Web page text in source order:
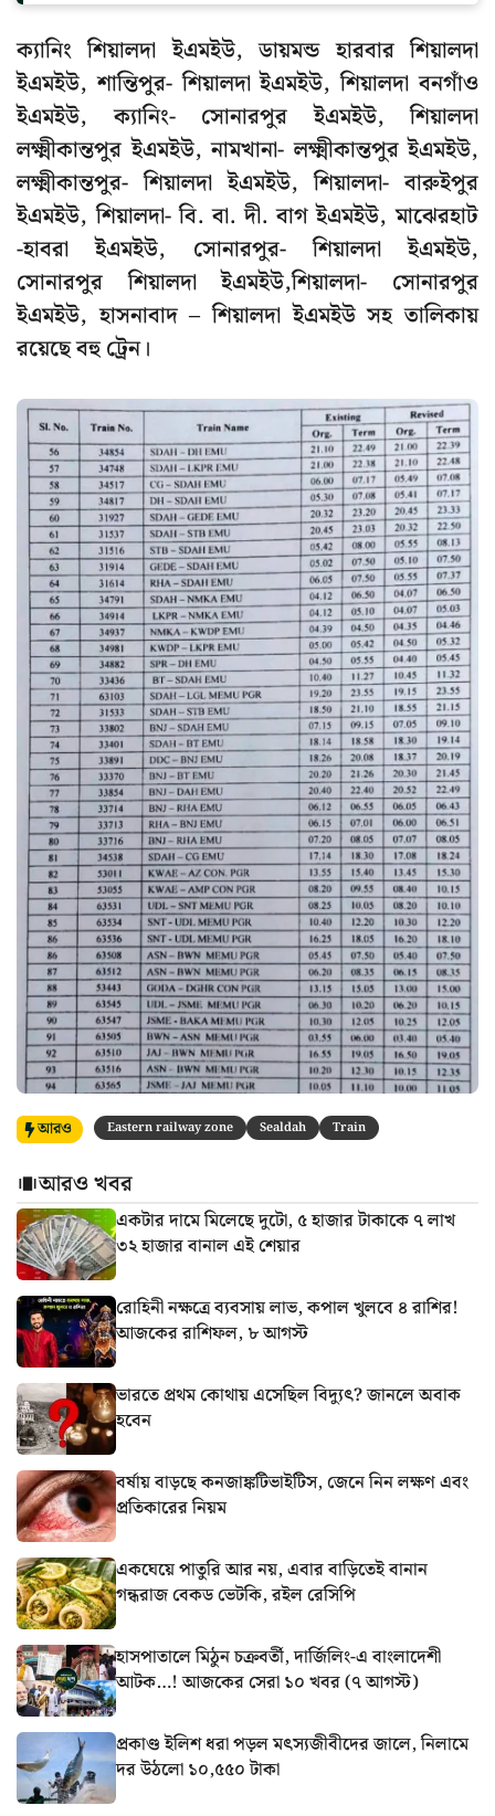
ক্যানিং শিয়ালদা ইএমইউ, ডায়মন্ড হারবার শিয়ালদা
ইএমইউ, শান্তিপুর- শিয়ালদা ইএমইউ, শিয়ালদা বনগাঁও
ইএমইউ, ক্যানিং- সোনারপুর ইএমইউ, শিয়ালদা
লক্ষ্মীকান্তপুর ইএমইউ, নামখানা- লক্ষ্মীকান্তপুর ইএমইউ,
লক্ষ্মীকান্তপুর- শিয়ালদা ইএমইউ, শিয়ালদা- বারুইপুর
ইএমইউ, শিয়ালদা- বি. বা. দী. বাগ ইএমইউ, মাঝেরহাট
-হাবরা ইএমইউ, সোনারপুর- শিয়ালদা ইএমইউ,
সোনারপুর শিয়ালদা ইএমইউ,শিয়ালদা- সোনারপুর
ইএমইউ, হাসনাবাদ – শিয়ালদা ইএমইউ সহ তালিকায়
রয়েছে বহু ট্রেন।
আরও Eastern railway zone Sealdah Train
আরও খবর
একটার দামে মিলেছে দুটো, ৫ হাজার টাকাকে ৭ লাখ
৩২ হাজার বানাল এই শেয়ার
রোহিনী নক্ষত্রে ব্যবসায় লাভ, কপাল খুলবে ৪ রাশির!
আজকের রাশিফল, ৮ আগস্ট
ভারতে প্রথম কোথায় এসেছিল বিদ্যুৎ? জানলে অবাক
হবেন
বর্ষায় বাড়ছে কনজাঙ্কটিভাইটিস, জেনে নিন লক্ষণ এবং
প্রতিকারের নিয়ম
একঘেয়ে পাতুরি আর নয়, এবার বাড়িতেই বানান
গন্ধরাজ বেকড ভেটকি, রইল রেসিপি
হাসপাতালে মিঠুন চক্রবর্তী, দার্জিলিং-এ বাংলাদেশী
আটক…! আজকের সেরা ১০ খবর (৭ আগস্ট)
প্রকাণ্ড ইলিশ ধরা পড়ল মৎস্যজীবীদের জালে, নিলামে
দর উঠলো ১০,৫৫০ টাকা